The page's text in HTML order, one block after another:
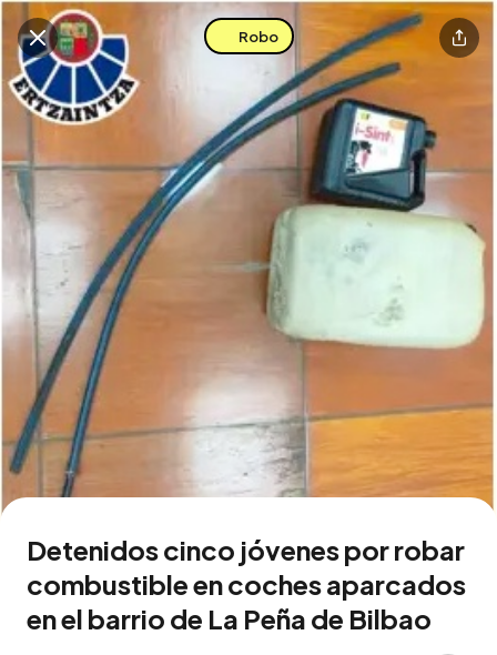
Descarga la app
Buscar en esta zona
Robo
Detenidos cinco jóvenes por robar
combustible en coches aparcados
en el barrio de La Peña de Bilbao